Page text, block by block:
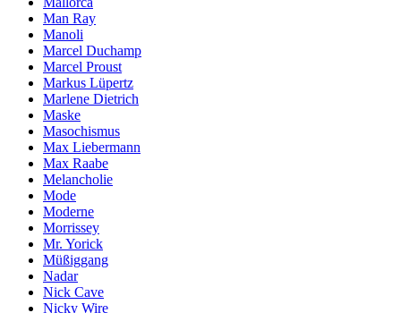
Man Ray
Manoli
Marcel Duchamp
Marcel Proust
Markus Lüpertz
Marlene Dietrich
Maske
Masochismus
Max Liebermann
Max Raabe
Melancholie
Mode
Moderne
Morrissey
Mr. Yorick
Müßiggang
Nadar
Nick Cave
Nicky Wire